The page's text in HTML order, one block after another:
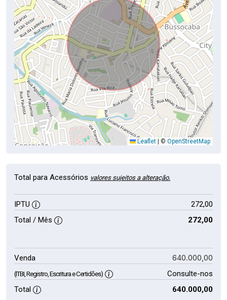
Leaflet © OpenStreetMap
Total para Acessórios valores sujeitos a alteração.
IPTU
272,00
Total / Mês
272,00
Venda 640.000,00
(ITBI, Registro, Escritura e Certidões)
Consulte-nos
Total
640.000,00